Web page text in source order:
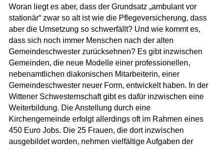
Woran liegt es aber, dass der Grundsatz „ambulant vor
stationär“ zwar so alt ist wie die Pflegeversicherung, dass
aber die Umsetzung so schwerfällt? Und wie kommt es,
dass sich noch immer Menschen nach der alten
Gemeindeschwester zurücksehnen? Es gibt inzwischen
Gemeinden, die neue Modelle einer professionellen,
nebenamtlichen diakonischen Mitarbeiterin, einer
Gemeindeschwester neuer Form, entwickelt haben. In der
Wittener Schwesternschaft gibt es dafür inzwischen eine
Weiterbildung. Die Anstellung durch eine
Kirchengemeinde erfolgt allerdings oft im Rahmen eines
450 Euro Jobs. Die 25 Frauen, die dort inzwischen
ausgebildet worden, nehmen vielfältige Aufgaben der